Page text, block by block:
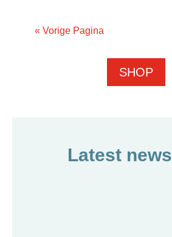
« Vorige Pagina
SHOP
Latest news